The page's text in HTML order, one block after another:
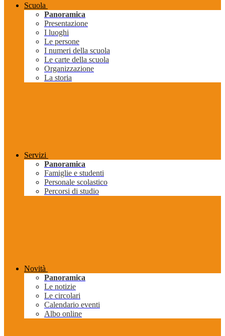
Scuola
Panoramica
Presentazione
I luoghi
Le persone
I numeri della scuola
Le carte della scuola
Organizzazione
La storia
Servizi
Panoramica
Famiglie e studenti
Personale scolastico
Percorsi di studio
Novità
Panoramica
Le notizie
Le circolari
Calendario eventi
Albo online